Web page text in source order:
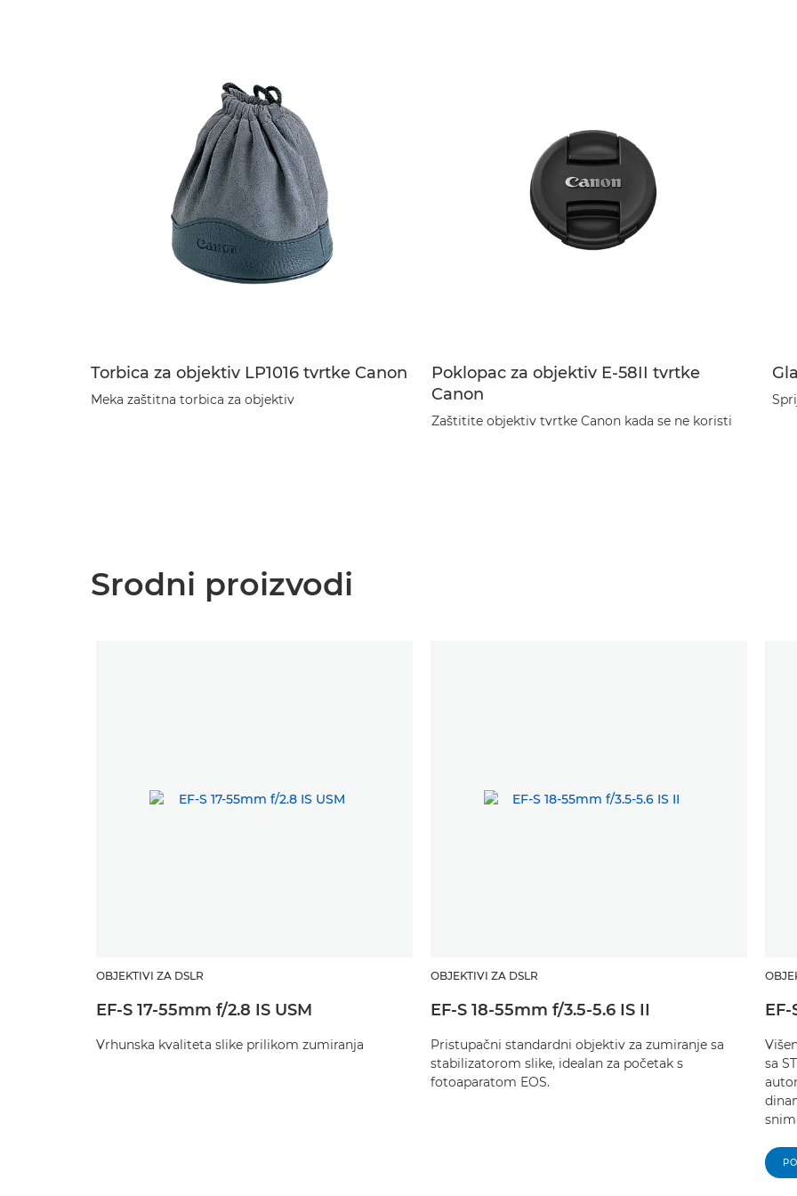
Torbica za objektiv LP1016 tvrtke Canon
Meka zaštitna torbica za objektiv
Poklopac za objektiv E-58II tvrtke
Canon
Zaštitite objektiv tvrtke Canon kada se ne koristi
Srodni proizvodi
OBJEKTIVI ZA DSLR
EF-S 17-55mm f/2.8 IS USM
Vrhunska kvaliteta slike prilikom zumiranja
OBJEKTIVI ZA DSLR
EF-S 18-55mm f/3.5-5.6 IS II
Pristupačni standardni objektiv za zumiranje sa
stabilizatorom slike, idealan za početak s
fotoaparatom EOS.
EF-
sa